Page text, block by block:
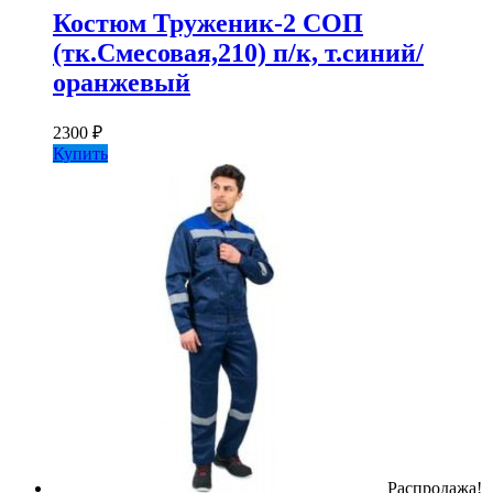
Костюм Труженик-2 СОП
(тк.Смесовая,210) п/к, т.синий/
оранжевый
2300 ₽
Купить
Распродажа!